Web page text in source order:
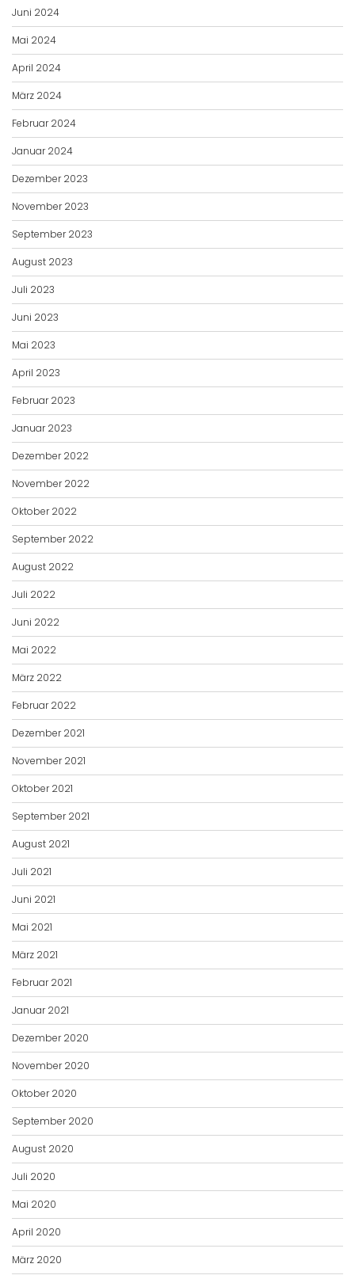
Juni 2024
Mai 2024
April 2024
März 2024
Februar 2024
Januar 2024
Dezember 2023
November 2023
September 2023
August 2023
Juli 2023
Juni 2023
Mai 2023
April 2023
Februar 2023
Januar 2023
Dezember 2022
November 2022
Oktober 2022
September 2022
August 2022
Juli 2022
Juni 2022
Mai 2022
März 2022
Februar 2022
Dezember 2021
November 2021
Oktober 2021
September 2021
August 2021
Juli 2021
Juni 2021
Mai 2021
März 2021
Februar 2021
Januar 2021
Dezember 2020
November 2020
Oktober 2020
September 2020
August 2020
Juli 2020
Mai 2020
April 2020
März 2020